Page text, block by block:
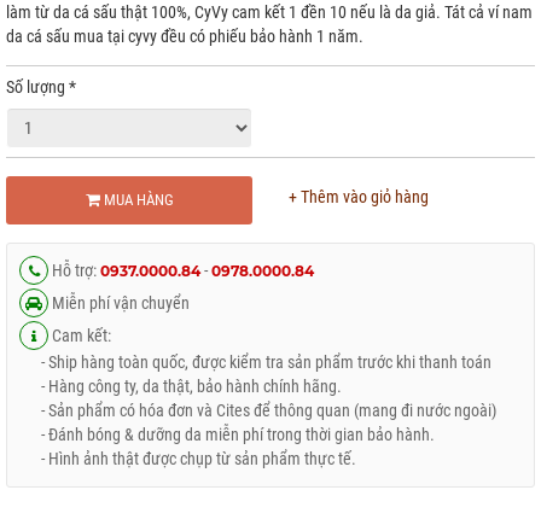
làm từ da cá sấu thật 100%, CyVy cam kết 1 đền 10 nếu là da giả. Tát cả ví nam
da cá sấu mua tại cyvy đều có phiếu bảo hành 1 năm.
Số lượng *
MUA HÀNG + Thêm vào giỏ hàng
Hỗ trợ: 0937.0000.84- 0978.0000.84
Miễn phí vận chuyển
Cam kết:
- Ship hàng toàn quốc, được kiểm tra sản phẩm trước khi thanh toán
- Hàng công ty, da thật, bảo hành chính hãng.
- Sản phẩm có hóa đơn và Cites để thông quan (mang đi nước ngoài)
- Đánh bóng & dưỡng da miễn phí trong thời gian bảo hành.
- Hình ảnh thật được chụp từ sản phẩm thực tế.